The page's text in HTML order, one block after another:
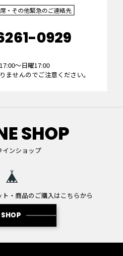
・その他緊急のご連絡先
0929
～日曜17:00
せんのでご注意ください。
SHOP
インショップ
・商品のご購入はこちらから